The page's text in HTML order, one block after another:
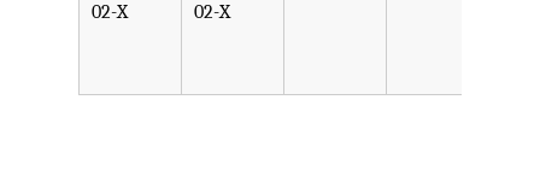
02-X
02-X